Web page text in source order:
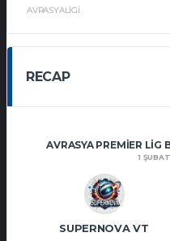
AVRASYALIGI
RECAP
AVRASYA PREMIER LIG
1
SUPERNOVA VT